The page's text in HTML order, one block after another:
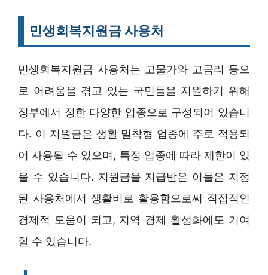
민생회복지원금 사용처
민생회복지원금 사용처는 고물가와 고금리 등으
로 어려움을 겪고 있는 국민들을 지원하기 위해
정부에서 정한 다양한 업종으로 구성되어 있습니
다. 이 지원금은 생활 밀착형 업종에 주로 적용되
어 사용될 수 있으며, 특정 업종에 따라 제한이 있
을 수 있습니다. 지원금을 지급받은 이들은 지정
된 사용처에서 생활비로 활용함으로써 직접적인
경제적 도움이 되고, 지역 경제 활성화에도 기여
할 수 있습니다.